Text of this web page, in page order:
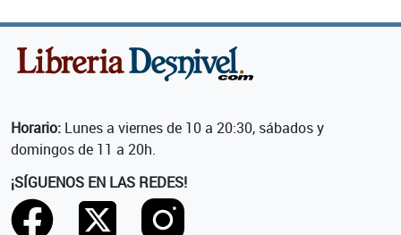
Horario: Lunes a viernes de 10 a 20:30, sábados y
domingos de 11 a 20h.
¡SÍGUENOS EN LAS REDES!